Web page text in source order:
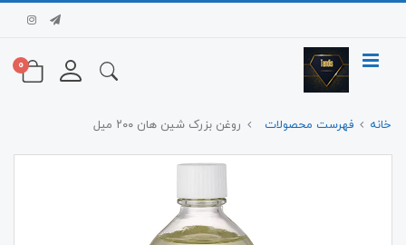
0
خانه فهرست محصولات روغن بزرک شین هان ۲۰۰ میل